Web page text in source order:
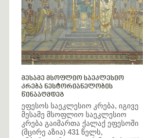
მესამე მსოფლიო საეკლესიო
კრება ნესტორიანელობის
წინააღმდეგ
ეფესოს საეკლესიო კრება, იგივე
მესამე მსოფლიო საეკლესიო
კრება გაიმართა ქალაქ ეფესოში
(მცირე აზია) 431 წელს,